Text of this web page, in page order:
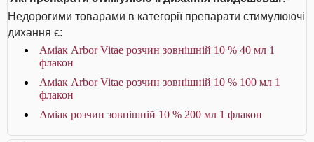
Недорогими товарами в категорії препарати стимулюючі
дихання є:
Аміак Arbor Vitae розчин зовнішній 10 % 40 мл 1
флакон
Аміак Arbor Vitae розчин зовнішній 10 % 100 мл 1
флакон
Аміак розчин зовнішній 10 % 200 мл 1 флакон